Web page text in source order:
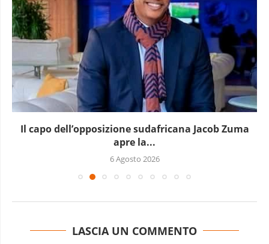
Il capo dell’opposizione sudafricana Jacob Zuma
apre la...
6 Agosto 2026
LASCIA UN COMMENTO